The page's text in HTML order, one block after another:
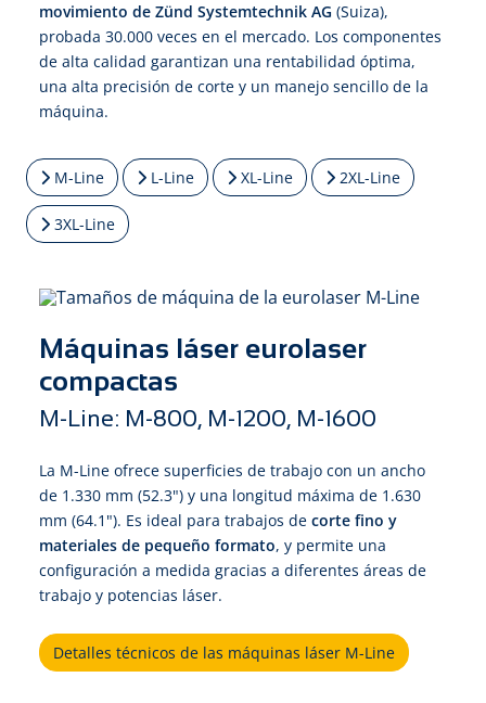
movimiento de Zünd Systemtechnik AG (Suiza),
probada 30.000 veces en el mercado. Los componentes
de alta calidad garantizan una rentabilidad óptima,
una alta precisión de corte y un manejo sencillo de la
máquina.
M-Line L-Line XL-Line 2XL-Line
3XL-Line
Máquinas láser eurolaser
compactas
M-Line: M-800, M-1200, M-1600
La M-Line ofrece superficies de trabajo con un ancho
de 1.330 mm (52.3") y una longitud máxima de 1.630
mm (64.1"). Es ideal para trabajos de corte fino y
materiales de pequeño formato, y permite una
configuración a medida gracias a diferentes áreas de
trabajo y potencias láser.
Detalles técnicos de las máquinas láser M-Line